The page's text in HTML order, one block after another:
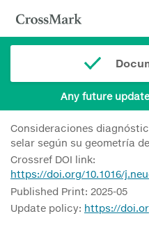
Any future
Consideraciones
selar según su geometría
Crossref DOI link:
https://doi.org/10.1016/
Published Print: 2025-05
Update policy: https://